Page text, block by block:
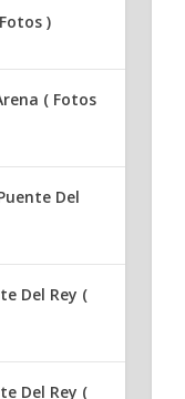
)
( Fotos
Del
Del Rey (
Del Rey (